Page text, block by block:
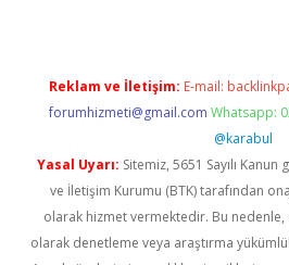
Reklam ve İletişim: E-mail:
forumhizmeti@gmail.com Whatsapp:
@karabul
Yasal Uyarı: Sitemiz, 5651 Sayılı
ve İletişim Kurumu (BTK) tarafından
olarak hizmet vermektedir. Bu
olarak denetleme veya araştırma